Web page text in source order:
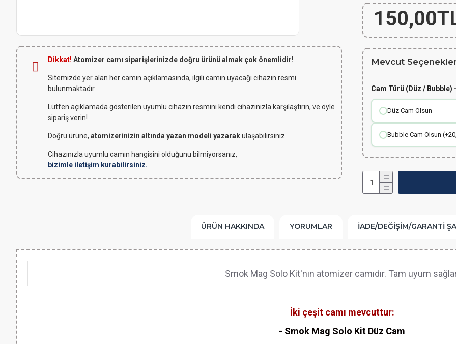
Dikkat! Atomizer camı siparişlerinizde doğru ürünü almak çok önemlidir!
Sitemizde yer alan her camın açıklamasında, ilgili camın uyacağı cihazın resmi
bulunmaktadır.
Lütfen açıklamada gösterilen uyumlu cihazın resmini kendi cihazınızla karşılaştırın, ve öyle
sipariş verin!
Doğru ürüne, atomizerinizin altında yazan modeli yazarakulaşabilirsiniz.
Cihazınızla uyumlu camın hangisini olduğunu bilmiyorsanız,
bizimle iletişim kurabilirsiniz.
Mevcut
Cam Türü (Düz /
Düz Cam Olsun
Bubble Cam Olsun
ÜRÜN HAKKINDA YORUMLAR İADE/DEĞIŞIM/GARANTI
Smok Mag Solo Kit'nın atomizer camıdır. Tam uyum
İki çeşit camı mevcuttur:
- Smok Mag Solo Kit Düz Cam